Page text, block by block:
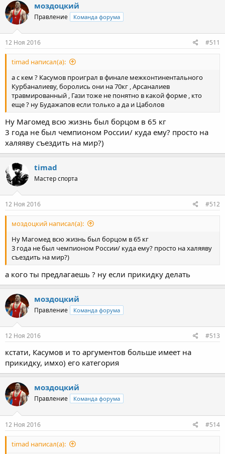
моздоцкий
Правление Команда форума
12 Ноя 2016 #511
timad написал(а):
а с кем ? Касумов проиграл в финале межконтинентального
Курбаналиеву, боролись они на 70кг , Арсаналиев
травмированный , Гази тоже не понятно в какой форме , кто
еще ? ну Будажапов если только а да и Цаболов
Ну Магомед всю жизнь был борцом в 65 кг
3 года не был чемпионом России/ куда ему? просто на
халяяву съездить на мир?)
timad
Мастер спорта
12 Ноя 2016 #512
моздоцкий написал(а):
Ну Магомед всю жизнь был борцом в 65 кг
3 года не был чемпионом России/ куда ему? просто на халяяву
съездить на мир?)
а кого ты предлагаешь ? ну если прикидку делать
моздоцкий
Правление Команда форума
12 Ноя 2016 #513
кстати, Касумов и то аргументов больше имеет на
прикидку, имхо) его категория
моздоцкий
Правление Команда форума
12 Ноя 2016 #514
timad написал(а):